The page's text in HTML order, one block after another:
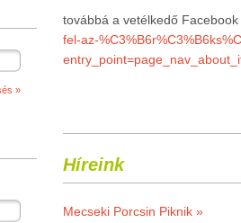
továbbá a vetélkedő
fel-az-
Híreink
Mecseki Porcsin Piknik »